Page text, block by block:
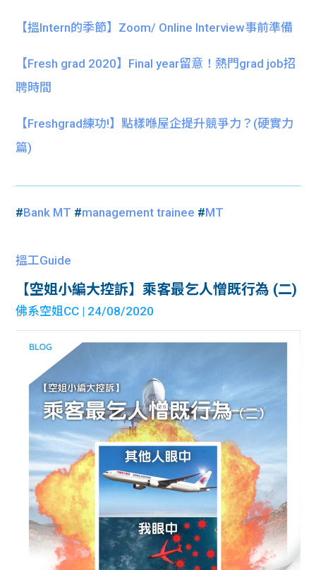
【搵Intern的季節】Zoom/ Online Interview事前準備
【Fresh grad 2020】Final year留意！熱門grad job招
聘時間
【Freshgrad練功!】點樣喺屋企提升競爭力？(硬實力
篇)
#Bank MT #management trainee #MT
搵工Guide
【空姐小編大控訴】乘客最乞人憎既行為 (二)
佛系空姐CC | 24/08/2020